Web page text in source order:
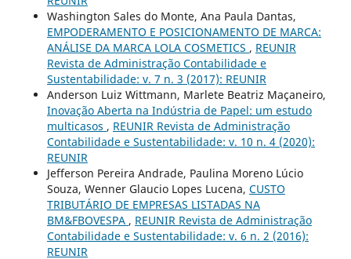
Washington Sales do Monte, Ana Paula Dantas,
EMPODERAMENTO E POSICIONAMENTO DE MARCA:
ANÁLISE DA MARCA LOLA COSMETICS , REUNIR
Revista de Administração Contabilidade e
Sustentabilidade: v. 7 n. 3 (2017): REUNIR
Anderson Luiz Wittmann, Marlete Beatriz Maçaneiro,
Inovação Aberta na Indústria de Papel: um estudo
multicasos , REUNIR Revista de Administração
Contabilidade e Sustentabilidade: v. 10 n. 4 (2020):
REUNIR
Jefferson Pereira Andrade, Paulina Moreno Lúcio
Souza, Wenner Glaucio Lopes Lucena, CUSTO
TRIBUTÁRIO DE EMPRESAS LISTADAS NA
BM&FBOVESPA , REUNIR Revista de Administração
Contabilidade e Sustentabilidade: v. 6 n. 2 (2016):
REUNIR